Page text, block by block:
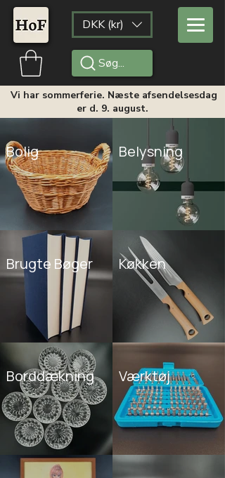
DKK (kr)
Søg...
Vi har sommerferie. Næste afsendelsesdag
er d. 9. august.
Bolig Belysning
Brugte Bøger Køkken
Borddækning Værktøj